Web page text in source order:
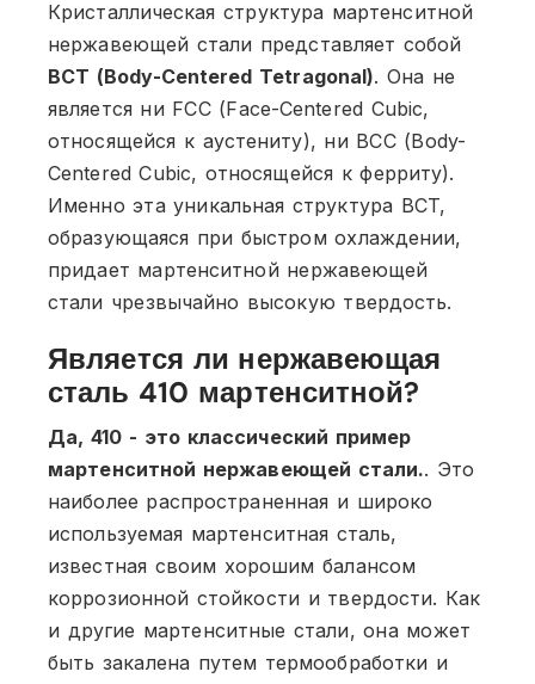
Кристаллическая структура мартенситной
нержавеющей стали представляет собой
BCT (Body-Centered Tetragonal). Она не
является ни FCC (Face-Centered Cubic,
относящейся к аустениту), ни BCC (Body-
Centered Cubic, относящейся к ферриту).
Именно эта уникальная структура BCT,
образующаяся при быстром охлаждении,
придает мартенситной нержавеющей
стали чрезвычайно высокую твердость.
Является ли нержавеющая
сталь 410 мартенситной?
Да, 410 - это классический пример
мартенситной нержавеющей стали.. Это
наиболее распространенная и широко
используемая мартенситная сталь,
известная своим хорошим балансом
коррозионной стойкости и твердости. Как
и другие мартенситные стали, она может
быть закалена путем термообработки и